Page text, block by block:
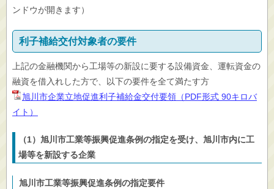
ンドウが開きます）
利子補給交付対象者の要件
上記の金融機関から工場等の新設に要する設備資金、運転資金の
融資を借入れした方で、以下の要件を全て満たす方
旭川市企業立地促進利子補給金交付要領（PDF形式 90キロバ
イト）
（1）旭川市工業等振興促進条例の指定を受け、旭川市内に工
場等を新設する企業
旭川市工業等振興促進条例の指定要件